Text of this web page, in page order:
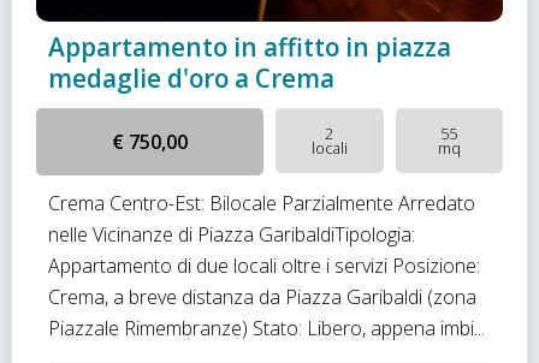
Appartamento in affitto in piazza
medaglie d'oro a Crema
€ 750,00 2
locali
55
mq
Crema Centro-Est: Bilocale Parzialmente Arredato
nelle Vicinanze di Piazza GaribaldiTipologia:
Appartamento di due locali oltre i servizi Posizione:
Crema, a breve distanza da Piazza Garibaldi (zona
Piazzale Rimembranze) Stato: Libero, appena imbi...